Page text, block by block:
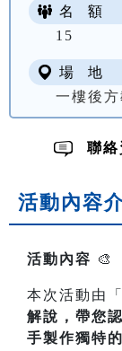
名 額
15
場 地
一樓後方
聯
活動內容
活動內容 🎨
本次活動由
解說，帶您
手製作獨特的